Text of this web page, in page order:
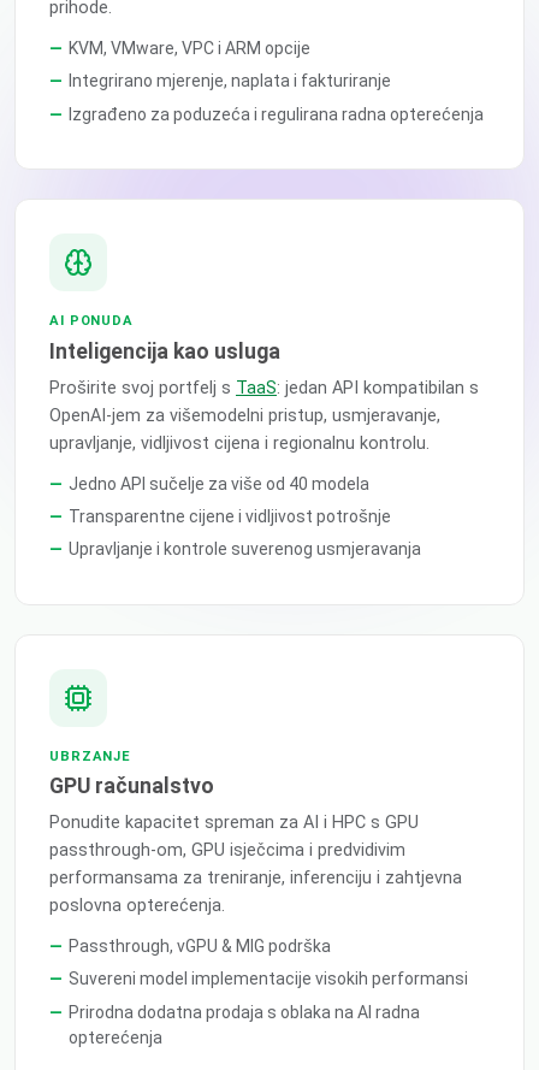
prihode.
KVM, VMware, VPC i ARM opcije
Integrirano mjerenje, naplata i fakturiranje
Izgrađeno za poduzeća i regulirana radna opterećenja
AI PONUDA
Inteligencija kao usluga
Proširite svoj portfelj s TaaS: jedan API kompatibilan s
OpenAI-jem za višemodelni pristup, usmjeravanje,
upravljanje, vidljivost cijena i regionalnu kontrolu.
Jedno API sučelje za više od 40 modela
Transparentne cijene i vidljivost potrošnje
Upravljanje i kontrole suverenog usmjeravanja
UBRZANJE
GPU računalstvo
Ponudite kapacitet spreman za AI i HPC s GPU
passthrough-om, GPU isječcima i predvidivim
performansama za treniranje, inferenciju i zahtjevna
poslovna opterećenja.
Passthrough, vGPU & MIG podrška
Suvereni model implementacije visokih performansi
Prirodna dodatna prodaja s oblaka na AI radna
opterećenja